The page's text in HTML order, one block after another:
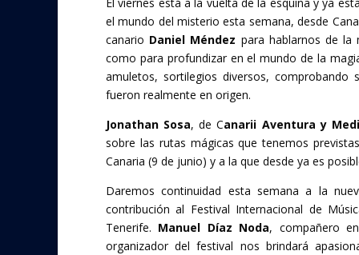
e
b
o
o
k
itt
er
el mundo del misterio esta semana, desde
canario Daniel Méndez para hablarnos de la
como para profundizar en el mundo de la
amuletos, sortilegios diversos,
fueron realmente en origen.
Jonathan Sosa, de Canarii Aventura y
sobre las rutas mágicas que tenemos
Canaria (9 de junio) y a la que desde ya es
Daremos continuidad esta semana a la
contribución al Festival Internacional de
Tenerife. Manuel Díaz Noda, compañero
organizador del festival nos brindará